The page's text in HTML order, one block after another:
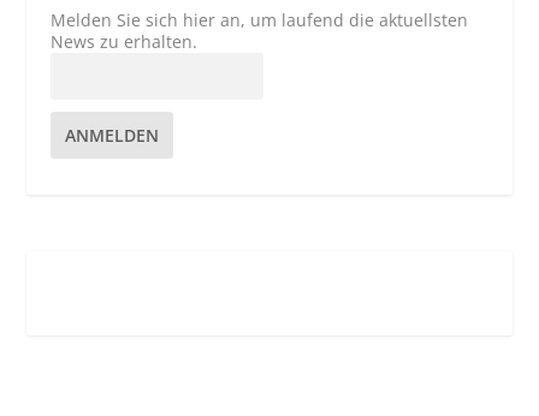
Melden Sie sich hier an, um laufend die aktuellsten
News zu erhalten.
ANMELDEN